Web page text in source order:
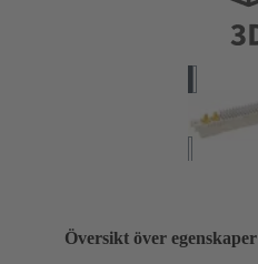
Översikt över egenskaper